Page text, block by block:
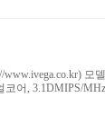
코어, 3.1DMIPS/